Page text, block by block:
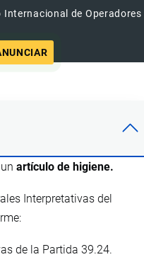
Internacional de Operadores
artículo de higiene.
Interpretativas del
de la Partida 39.24.